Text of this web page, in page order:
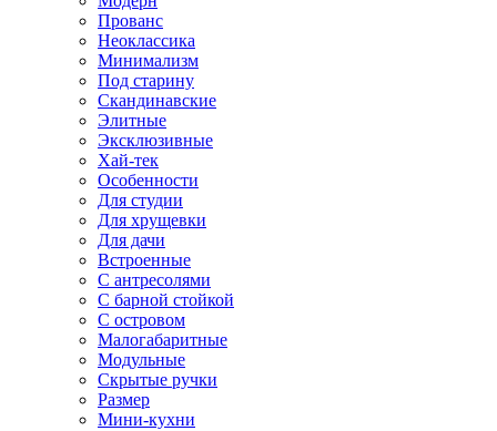
Прованс
Неоклассика
Минимализм
Под старину
Скандинавские
Элитные
Эксклюзивные
Хай-тек
Особенности
Для студии
Для хрущевки
Для дачи
Встроенные
С антресолями
С барной стойкой
С островом
Малогабаритные
Модульные
Скрытые ручки
Размер
Мини-кухни